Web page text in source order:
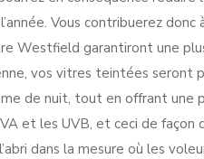
Vous contribuerez donc
Westfield garantiront une
vos vitres teintées seront
de nuit, tout en offrant une
et les UVB, et ceci de façon
dans la mesure où les